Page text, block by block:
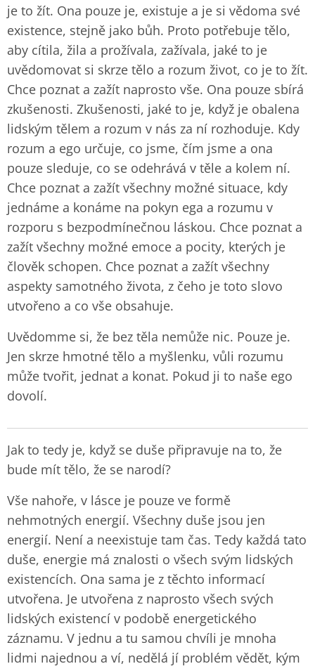
je to žít. Ona pouze je, existuje a je si vědoma své
existence, stejně jako bůh. Proto potřebuje tělo,
aby cítila, žila a prožívala, zažívala, jaké to je
uvědomovat si skrze tělo a rozum život, co je to žít.
Chce poznat a zažít naprosto vše. Ona pouze sbírá
zkušenosti. Zkušenosti, jaké to je, když je obalena
lidským tělem a rozum v nás za ní rozhoduje. Kdy
rozum a ego určuje, co jsme, čím jsme a ona
pouze sleduje, co se odehrává v těle a kolem ní.
Chce poznat a zažít všechny možné situace, kdy
jednáme a konáme na pokyn ega a rozumu v
rozporu s bezpodmínečnou láskou. Chce poznat a
zažít všechny možné emoce a pocity, kterých je
člověk schopen. Chce poznat a zažít všechny
aspekty samotného života, z čeho je toto slovo
utvořeno a co vše obsahuje.
Uvědomme si, že bez těla nemůže nic. Pouze je.
Jen skrze hmotné tělo a myšlenku, vůli rozumu
může tvořit, jednat a konat. Pokud ji to naše ego
dovolí.
Jak to tedy je, když se duše připravuje na to, že
bude mít tělo, že se narodí?
Vše nahoře, v lásce je pouze ve formě
nehmotných energií. Všechny duše jsou jen
energií. Není a neexistuje tam čas. Tedy každá tato
duše, energie má znalosti o všech svým lidských
existencích. Ona sama je z těchto informací
utvořena. Je utvořena z naprosto všech svých
lidských existencí v podobě energetického
záznamu. V jednu a tu samou chvíli je mnoha
lidmi najednou a ví, nedělá jí problém vědět, kým